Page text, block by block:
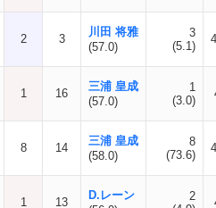
2 3
川田 将雅
(57.0)
3
(5.1)
1 16
三浦 皇成
(57.0)
1
(3.0)
8 14
三浦 皇成
(58.0)
8
(73.6)
1 13
D.レーン
2